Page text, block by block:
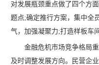
对发展瓶颈重点做了四个方
题点;确定推行方案，集中全
气，加强凝聚力;打造样板车
金融危机市场竞争格局重
及时调整发展方向。民营企